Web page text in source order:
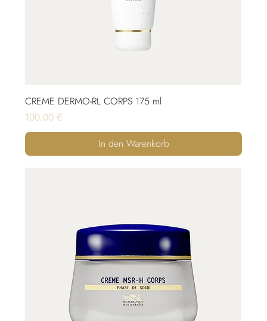
CREME DERMO-RL CORPS 175 ml
Preis
100,00 €
In den Warenkorb